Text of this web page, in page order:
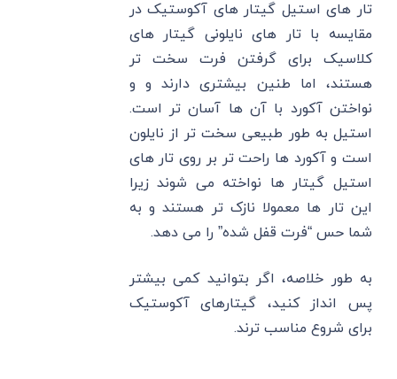
تار های استیل گیتار های آکوستیک در
مقایسه با تار های نایلونی گیتار های
کلاسیک برای گرفتن فرت سخت تر
هستند، اما طنین بیشتری دارند و و
نواختن آکورد با آن ها آسان تر است.
استیل به طور طبیعی سخت تر از نایلون
است و آکورد ها راحت تر بر روی تار های
استیل گیتار ها نواخته می شوند زیرا
این تار ها معمولا نازک تر هستند و به
شما حس “فرت قفل شده” را می دهد.
به طور خلاصه، اگر بتوانید کمی بیشتر
پس انداز کنید، گیتارهای آکوستیک
برای شروع مناسب ترند.